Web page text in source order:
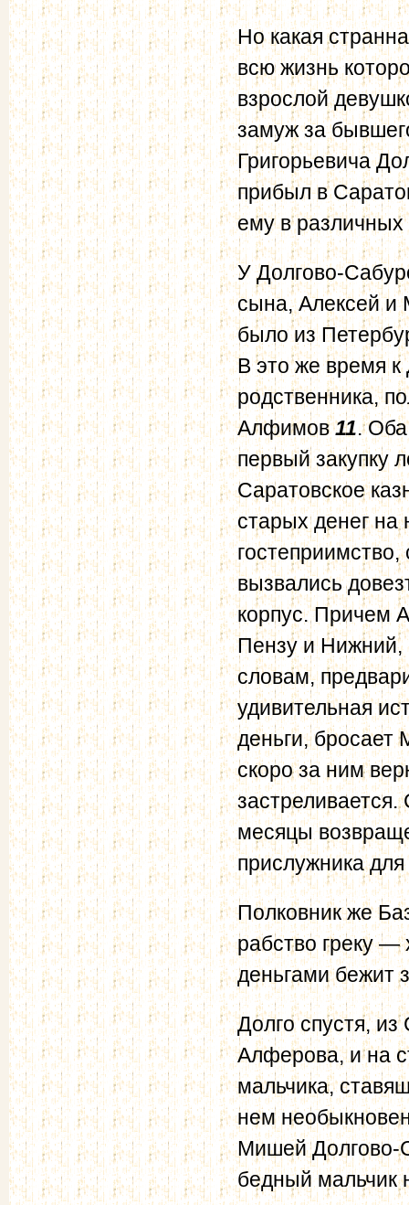
Но какая
всю жизнь
взрослой
замуж за
Григорьевича
прибыл в
ему в
У Долгово-
сына, Алексей и
было из
В это же время
родственника,
Алфимов11.
первый закупку
Саратовское
старых денег
вызвались
корпус. Причем
Пензу и Нижний,
словам,
удивительная
деньги, бросает
скоро за ним
месяцы
прислужника
Полковник же
рабство греку —
деньгами бежит
Долго спустя,
Алферова, и на
мальчика,
нем
Мишей Долгово-
бедный мальчик